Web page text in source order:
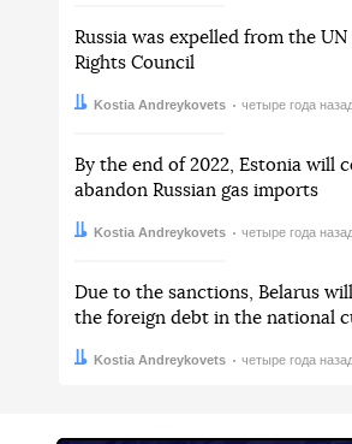
Russia was expelled from the UN
Rights Council
Автор:
Kostia Andreykovets
Дата: четыре года
By the end of 2022, Estonia will
abandon Russian gas imports
Автор:
Kostia Andreykovets
Дата: четыре года
Due to the sanctions, Belarus
the foreign debt in the national
Автор:
Kostia Andreykovets
Дата: четыре года